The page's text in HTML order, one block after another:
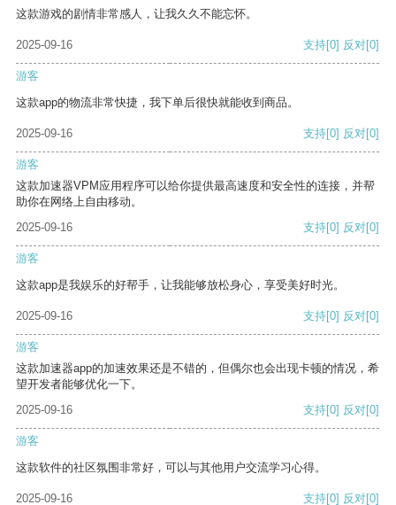
这款游戏的剧情非常感人，让我久久不能忘怀。
2025-09-16 支持[0] 反对[0]
游客
这款app的物流非常快捷，我下单后很快就能收到商品。
2025-09-16 支持[0] 反对[0]
游客
这款加速器VPM应用程序可以给你提供最高速度和安全性的连接，并帮
助你在网络上自由移动。
2025-09-16
支持[0] 反对[0]
游客
这款app是我娱乐的好帮手，让我能够放松身心，享受美好时光。
2025-09-16 支持[0] 反对[0]
游客
这款加速器app的加速效果还是不错的，但偶尔也会出现卡顿的情况，希
望开发者能够优化一下。
2025-09-16
支持[0] 反对[0]
游客
这款软件的社区氛围非常好，可以与其他用户交流学习心得。
2025-09-16 支持[0] 反对[0]